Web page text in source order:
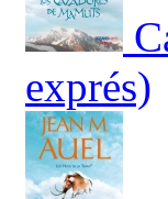
exprés)